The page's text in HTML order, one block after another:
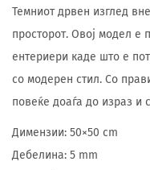
Темниот дрвен изглед
просторот. Овој модел е
ентериери каде што е
со модерен стил. Со
повеќе доаѓа до израз и
Димензии: 50×50 cm
Дебелина: 5 mm